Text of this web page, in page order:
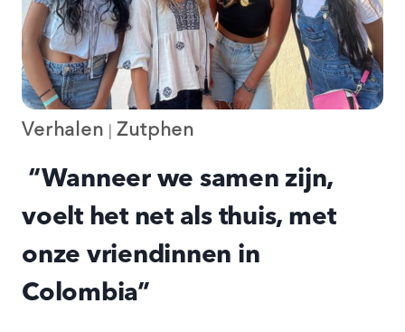
MEZELF
KON
ZIJN”
Verhalen |Zutphen
“Wanneer we samen zijn,
voelt het net als thuis, met
onze vriendinnen in
Colombia”